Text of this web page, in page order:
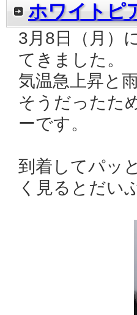
ホワイトピ
3月8日（月）
てきました。
気温急上昇と
そうだったた
ーです。
到着してパッ
く見るとだい